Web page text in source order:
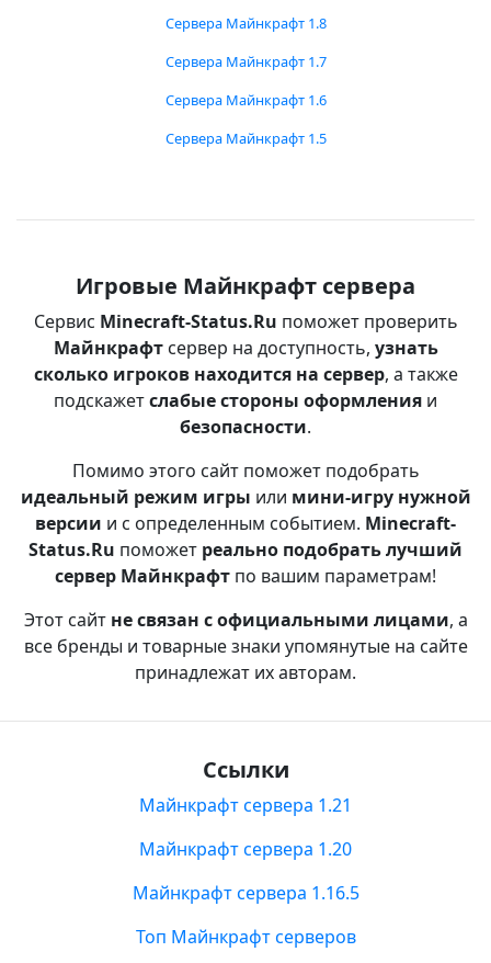
Сервера Майнкрафт 1.8
Сервера Майнкрафт 1.7
Сервера Майнкрафт 1.6
Сервера Майнкрафт 1.5
Игровые Майнкрафт сервера
Сервис Minecraft-Status.Ru поможет проверить
Майнкрафтсервер на доступность, узнать
сколько игроков находится на сервер, а также
подскажетслабые стороны оформления и
безопасности.
Помимо этого сайт поможет подобрать
идеальный режим игры или мини-игру нужной
версии и с определенным событием. Minecraft-
Status.Ru поможет реально подобрать лучший
сервер Майнкрафт по вашим параметрам!
Этот сайт не связан с официальными лицами, а
все бренды и товарные знаки упомянутые на сайте
принадлежат их авторам.
Ссылки
Майнкрафт сервера 1.21
Майнкрафт сервера 1.20
Майнкрафт сервера 1.16.5
Топ Майнкрафт серверов